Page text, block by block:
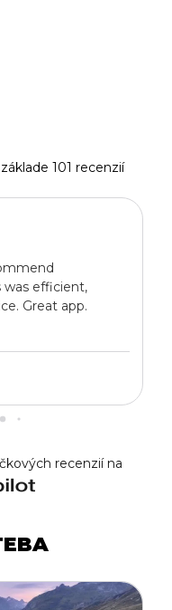
101 recenzií
was efficient,
Great service. Great app.
recenzií na